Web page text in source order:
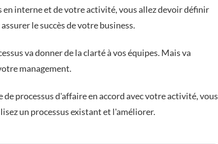
interne et de votre activité, vous allez devoir définir
le succès de votre business.
va donner de la clarté à vos équipes. Mais va
management.
de processus d'affaire en accord avec votre activité, vous
un processus existant et l'améliorer.